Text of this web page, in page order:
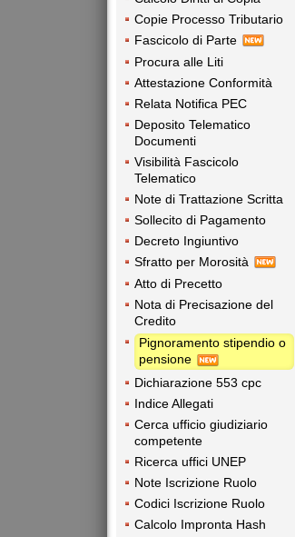
Copie Processo Tributario
Fascicolo di Parte
Procura alle Liti
Attestazione Conformità
Relata Notifica PEC
Deposito Telematico
Documenti
Visibilità Fascicolo
Telematico
Note di Trattazione Scritta
Sollecito di Pagamento
Decreto Ingiuntivo
Sfratto per Morosità
Atto di Precetto
Nota di Precisazione del
Credito
Pignoramento stipendio o
pensione
Dichiarazione 553 cpc
Indice Allegati
Cerca ufficio giudiziario
competente
Ricerca uffici UNEP
Note Iscrizione Ruolo
Codici Iscrizione Ruolo
Calcolo Impronta Hash